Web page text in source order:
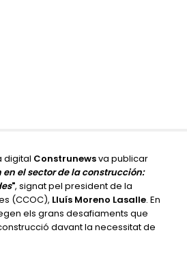
digital Construnewsva publicar
en el sector de la construcción:
", signat pel president de la
(CCOC), Lluís Moreno Lasalle. En
els grans desafiaments que
davant la necessitat de